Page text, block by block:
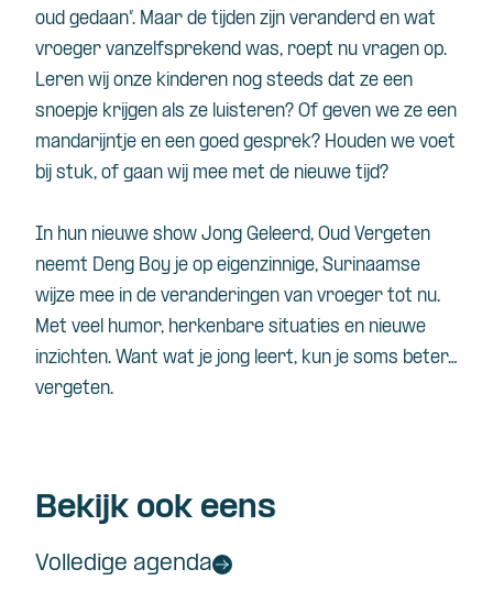
oud gedaan”. Maar de tijden zijn veranderd en wat
vroeger vanzelfsprekend was, roept nu vragen op.
Leren wij onze kinderen nog steeds dat ze een
snoepje krijgen als ze luisteren? Of geven we ze een
mandarijntje en een goed gesprek? Houden we voet
bij stuk, of gaan wij mee met de nieuwe tijd?
In hun nieuwe show Jong Geleerd, Oud Vergeten
neemt Deng Boy je op eigenzinnige, Surinaamse
wijze mee in de veranderingen van vroeger tot nu.
Met veel humor, herkenbare situaties en nieuwe
inzichten. Want wat je jong leert, kun je soms beter…
vergeten.
Bekijk ook eens
Volledige agenda